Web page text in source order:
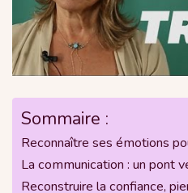
Sommaire :
Reconnaître ses émotions
La communication : un pont
Reconstruire la confiance,